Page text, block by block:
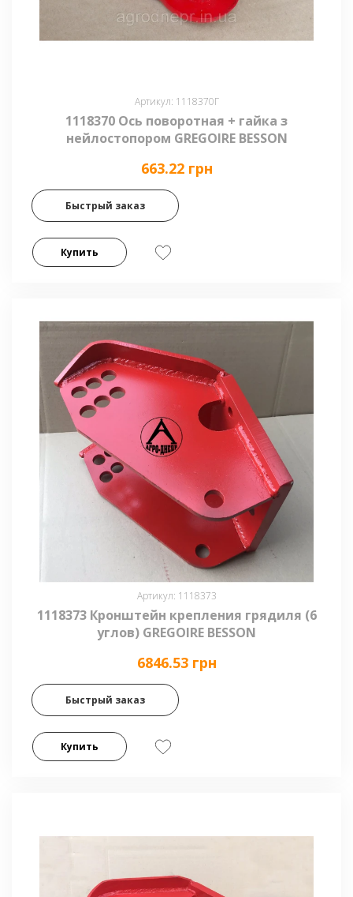
Артикул: 1118370Г
1118370 Ось поворотная + гайка з
нейлостопором GREGOIRE BESSON
663.22 грн
Быстрый заказ
Купить
Артикул: 1118373
1118373 Кронштейн крепления грядиля (6
углов) GREGOIRE BESSON
6846.53 грн
Быстрый заказ
Купить